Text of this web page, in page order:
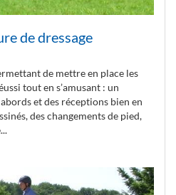
de dressage
de mettre en place les
tout en s’amusant : un
et des réceptions bien en
des changements de pied,